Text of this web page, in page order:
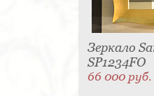
Зеркало
SP1234FO
66 000 руб.